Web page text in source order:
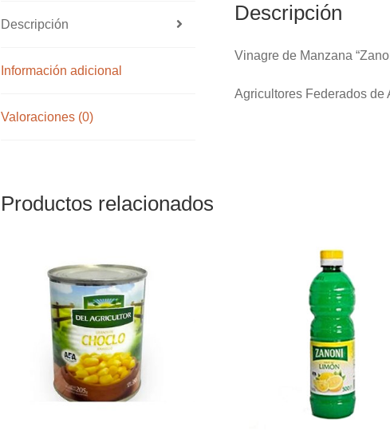
Descripción
Información adicional
Valoraciones (0)
Descripción
Vinagre de Manzana
Agricultores Federados de
Productos relacionados